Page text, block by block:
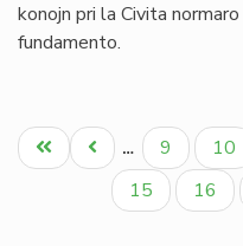
konojn pri la Civita
fundamento.
Pagination
Unua
paĝo
Antaŭa
paĝo
… Paĝo
9 10
Paĝo
15 Paĝo
16